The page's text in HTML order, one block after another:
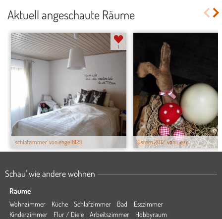
Aktuell angeschaute Räume
'schlafzimmer' von engel8129
1
'Ostern 2012' von Liese
Schau' wie andere wohnen
Räume
Wohnzimmer Küche Schlafzimmer Bad
Esszimmer
Kinderzimmer
Flur / Diele Arbeitszimmer
Hobbyraum